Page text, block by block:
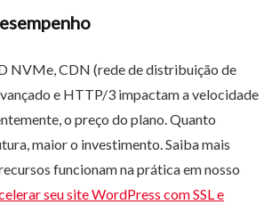
NVMe, CDN (rede de distribuição de
e HTTP/3 impactam a velocidade
o preço do plano. Quanto
maior o investimento. Saiba mais
funcionam na prática em nosso
seu site WordPress com SSL e